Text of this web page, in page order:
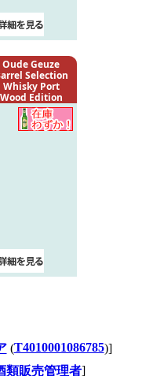
Oude Geuze
Selection
Whisky Port
Wood Edition
2020
(T4010001086785)]
類販売管理者]